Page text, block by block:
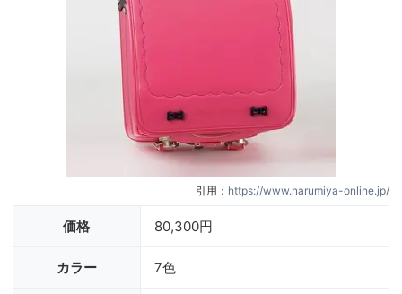
引用： https://www.narumiya-online.jp/
価格 80,300円
カラー 7色